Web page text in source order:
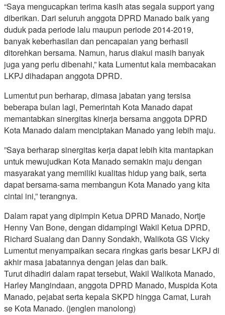
“Saya mengucapkan terima kasih atas segala support yang
diberikan. Dari seluruh anggota DPRD Manado baik yang
duduk pada periode lalu maupun periode 2014-2019,
banyak keberhasilan dan pencapaian yang berhasil
ditorehkan bersama. Namun, harus diakui masih banyak
juga yang perlu dibenahi,” kata Lumentut kala membacakan
LKPJ dihadapan anggota DPRD.
Lumentut pun berharap, dimasa jabatan yang tersisa
beberapa bulan lagi, Pemerintah Kota Manado dapat
memantabkan sinergitas kinerja bersama anggota DPRD
Kota Manado dalam menciptakan Manado yang lebih maju.
”Saya berharap sinergitas kerja dapat lebih kita mantapkan
untuk mewujudkan Kota Manado semakin maju dengan
masyarakat yang memiliki kualitas hidup yang baik, serta
dapat bersama-sama membangun Kota Manado yang kita
cintai ini,” terangnya.
Dalam rapat yang dipimpin Ketua DPRD Manado, Nortje
Henny Van Bone, dengan didampingi Wakil Ketua DPRD,
Richard Sualang dan Danny Sondakh, Walikota GS Vicky
Lumentut menyampaikan secara ringkas garis besar LKPJ di
akhir masa jabatannya dengan jelas dan baik.
Turut dihadiri dalam rapat tersebut, Wakil Walikota Manado,
Harley Mangindaan, anggota DPRD Manado, Muspida Kota
Manado, pejabat serta kepala SKPD hingga Camat, Lurah
se Kota Manado. (jenglen manolong)